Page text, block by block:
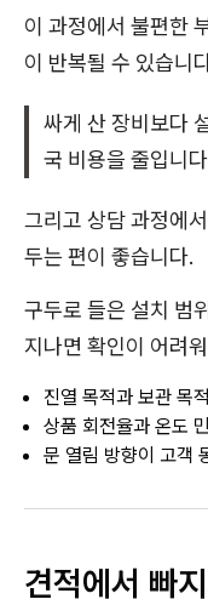
이 과정에서 불편한
이 반복될 수 있습니
싸게 산 장비보다
국 비용을 줄입니
그리고 상담 과정에
두는 편이 좋습니다.
구두로 들은 설치 범
지나면 확인이 어려
진열 목적과 보관 목
상품 회전율과 온도
문 열림 방향이 고객
견적에서 빠